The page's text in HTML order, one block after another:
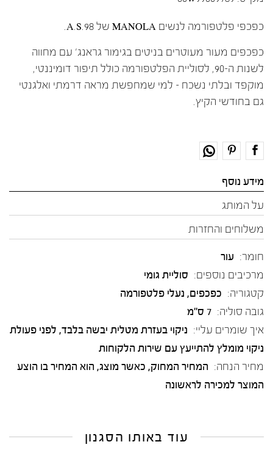
כפכפי פלטפורמה לנשים MANOLA של A.S.98.
כפכפים מעור מעוטרים בניטים בגימור גראנג׳ עם מחווה
לשנות ה-90, לסוליית הפלטפורמה כולל תיפור דומיננטי,
מוקפד ובלתי נשכח – למי שמחפשת מראה דרמתי ואלגנטי
גם בחודשי הקיץ.
מידע נוסף
על המותג
משלוחים והחזרות
חומר: עור
מרכיבים נוספים: סוליית גומי
קטגוריה: כפכפים, נעלי פלטפורמה
גובה סוליה: 7 ס"מ
איך שומרים עליי: ניקוי בעזרת מטלית יבשה בלבד, לפני פעולת
ניקוי מומלץ להתייעץ עם שירות הלקוחות
מחיר הנחה: המחיר המחוק, כאשר מוצג, הוא המחיר בו הוצע
המוצר למכירה לראשונה
עוד באותו הסגנון